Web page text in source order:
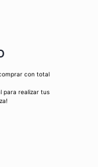
con total
para realizar tus